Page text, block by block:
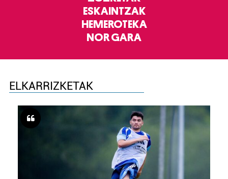
ESKAINTZAK
HEMEROTEKA
NOR GARA
ELKARRIZKETAK